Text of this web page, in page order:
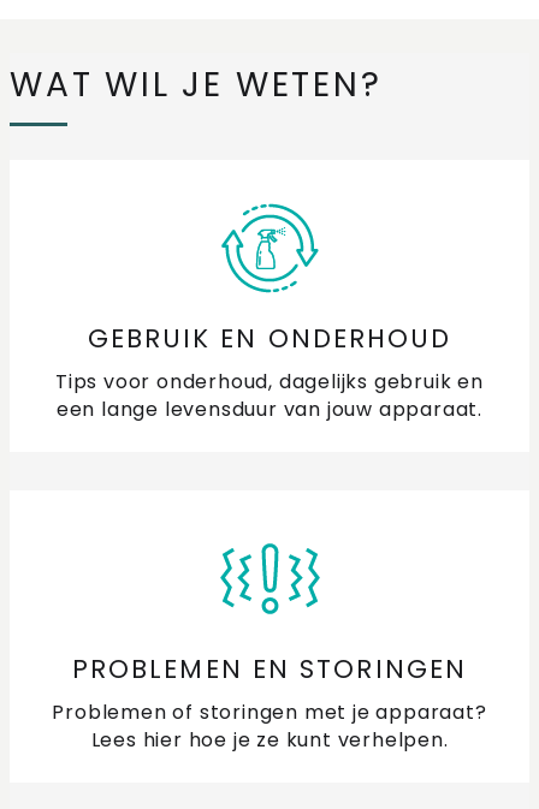
WAT WIL JE WETEN?
GEBRUIK EN ONDERHOUD
Tips voor onderhoud, dagelijks gebruik en
een lange levensduur van jouw apparaat.
PROBLEMEN EN STORINGEN
Problemen of storingen met je apparaat?
Lees hier hoe je ze kunt verhelpen.